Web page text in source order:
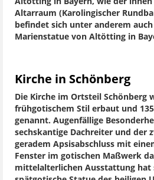
Altarraum (Karolingischer
befindet sich unter anderem
Marienstatue von Altötting in
Kirche in Schönberg
Die Kirche im Ortsteil Schönberg
frühgotischem Stil erbaut und
genannt. Augenfällige
sechskantige Dachreiter und der
geradem Apsisabschluss mit
Fenster im gotischen Maßwerk
mittelalterlichen Ausstattung hat